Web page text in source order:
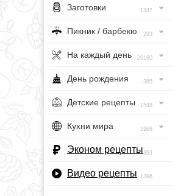
Заготовки 1347
Пикник / барбекю 293
На каждый день 20160
День рождения 385
Детские рецепты 1548
Кухни мира 1968
Эконом рецепты393
Видео рецепты 1396